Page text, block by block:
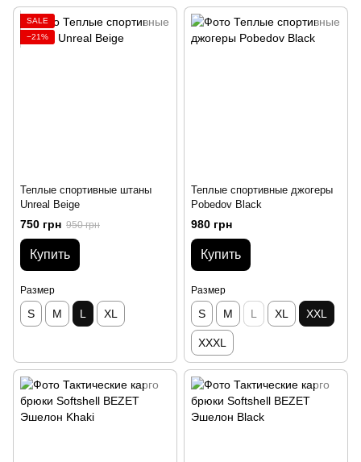
SALE
−21%
Теплые спортивные штаны
Unreal Beige
750 грн 950 грн
Купить
Размер
S M L XL
Теплые спортивные джогеры
Pobedov Black
980 грн
Купить
Размер
S M L XL XXL
XXXL